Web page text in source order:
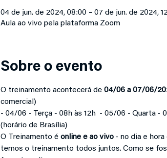
04 de jun. de 2024, 08:00 – 07 de jun. de 2024,
Aula ao vivo pela plataforma Zoom
Sobre o evento
O treinamento acontecerá de 04/06 a 07/06/
comercial)
- 04/06 - Terça - 08h às 12h  - 05/06 - Quarta -
(horário de Brasília)
O Treinamento é online e ao vivo - no dia e hora
temos o treinamento todos juntos. Como se